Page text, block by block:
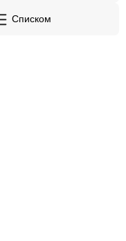
Списком